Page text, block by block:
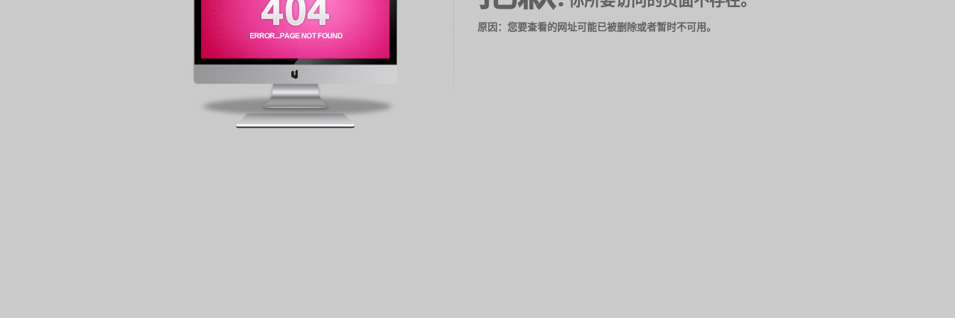
原因：您要查看的网址可能已被删除或者暂时不可用。